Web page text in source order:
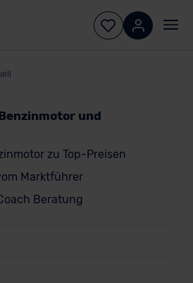
und
zu Top-Preisen
Marktführer
Beratung